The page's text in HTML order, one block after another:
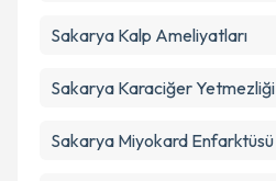
Sakarya Kalp Ameliyatları
Sakarya Karaciğer Yetmezliği
Sakarya Miyokard Enfarktüsü